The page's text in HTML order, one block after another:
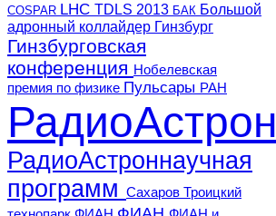
COSPAR LHC TDLS 2013 БАК Большой
адронный коллайдер Гинзбург
Гинзбурговская
конференция Нобелевская
премия по физике Пульсары РАН
РадиоАстрон
РадиоАстроннаучная
программ
Сахаров Троицкий